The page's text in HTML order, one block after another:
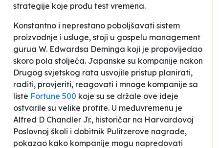
strategije koje prođu test vremena.
Konstantno i neprestano poboljšavati sistem
proizvodnje i usluge, stoji u gospelu management
gurua W. Edwardsa Deminga koji je propovijedao
skoro pola stoljeća. Japanske su kompanije nakon
Drugog svjetskog rata usvojile pristup planirati,
raditi, provjeriti, reagovati i mnoge kompanije sa
liste Fortune 500 koje su se držale ove ideje
ostvarile su velike profite. U međuvremenu je
Alfred D Chandler Jr., historičar na Harvardovoj
Poslovnoj školi i dobitnik Pulitzerove nagrade,
pokazao kako kompanije mogu napredovati